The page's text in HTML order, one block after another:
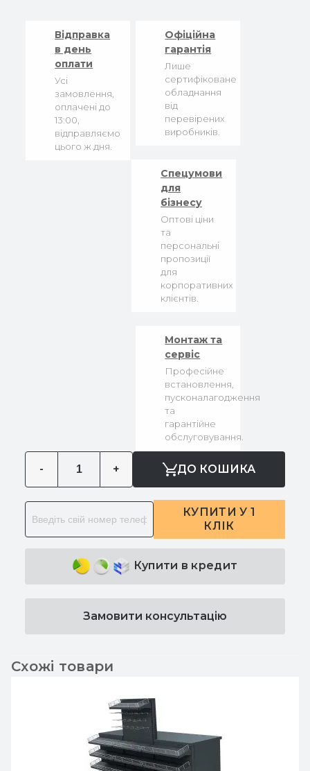
Відправка
в день
оплати
Усі
замовлення,
оплачені до
13:00,
відправляємо
цього ж дня.
Офіційна
гарантія
Лише
сертифіковане
обладнання
від
перевірених
виробників.
Спецумови
для
бізнесу
Оптові ціни
та
персональні
пропозиції
для
корпоративних
клієнтів.
Монтаж та
сервіс
Професійне
встановлення,
пусконалагодження
та
гарантійне
обслуговування.
- + ДО КОШИКА
КУПИТИ У 1
КЛІК
Купити в кредит
Замовити консультацію
Схожі товари